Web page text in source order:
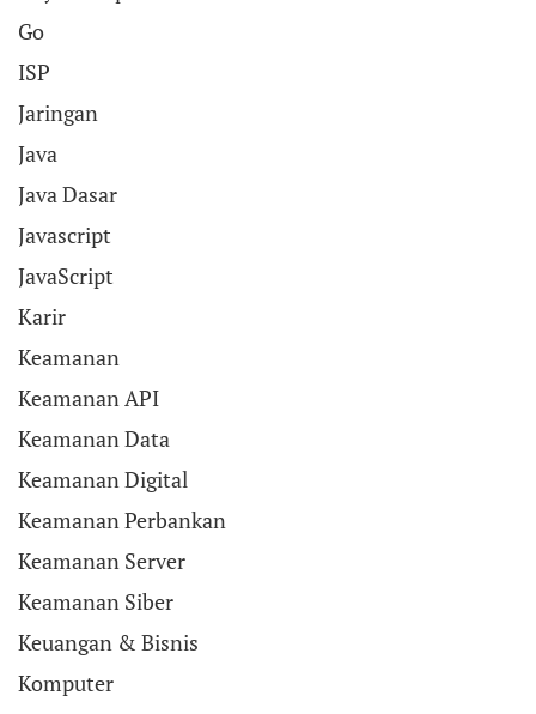
Go
ISP
Jaringan
Java
Java Dasar
Javascript
JavaScript
Karir
Keamanan
Keamanan API
Keamanan Data
Keamanan Digital
Keamanan Perbankan
Keamanan Server
Keamanan Siber
Keuangan & Bisnis
Komputer